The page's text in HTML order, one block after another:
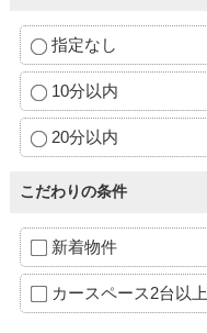
指定なし
10分以内
20分以内
こだわりの条件
新着物件
カースペース2台以上